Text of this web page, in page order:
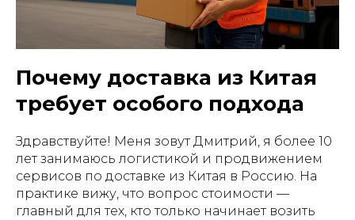
Почему доставка из Китая
требует особого подхода
Здравствуйте! Меня зовут Дмитрий, я более 10
лет занимаюсь логистикой и продвижением
сервисов по доставке из Китая в Россию. На
практике вижу, что вопрос стоимости —
главный для тех, кто только начинает возить